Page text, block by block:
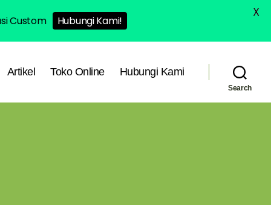
Artikel Toko Online Hubungi Kami
Search
Custom Hubungi Kami!
X